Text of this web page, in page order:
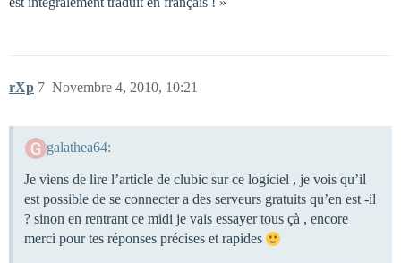
rXp Novembre 4, 2010, 10:21
7
galathea64:
Je viens de lire l’article de clubic sur ce logiciel , je vois qu’il
est possible de se connecter a des serveurs gratuits qu’en est -il
? sinon en rentrant ce midi je vais essayer tous çà , encore
merci pour tes réponses précises et rapides